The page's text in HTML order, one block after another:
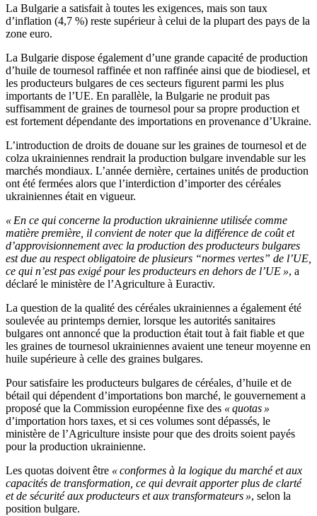
La Bulgarie a satisfait à toutes les exigences, mais son taux
d’inflation (4,7 %) reste supérieur à celui de la plupart des pays de la
zone euro.
La Bulgarie dispose également d’une grande capacité de production
d’huile de tournesol raffinée et non raffinée ainsi que de biodiesel, et
les producteurs bulgares de ces secteurs figurent parmi les plus
importants de l’UE. En parallèle, la Bulgarie ne produit pas
suffisamment de graines de tournesol pour sa propre production et
est fortement dépendante des importations en provenance d’Ukraine.
L’introduction de droits de douane sur les graines de tournesol et de
colza ukrainiennes rendrait la production bulgare invendable sur les
marchés mondiaux. L’année dernière, certaines unités de production
ont été fermées alors que l’interdiction d’importer des céréales
ukrainiennes était en vigueur.
« En ce qui concerne la production ukrainienne utilisée comme
matière première, il convient de noter que la différence de coût et
d’approvisionnement avec la production des producteurs bulgares
est due au respect obligatoire de plusieurs “normes vertes” de l’UE,
ce qui n’est pas exigé pour les producteurs en dehors de l’UE », a
déclaré le ministère de l’Agriculture à Euractiv.
La question de la qualité des céréales ukrainiennes a également été
soulevée au printemps dernier, lorsque les autorités sanitaires
bulgares ont annoncé que la production était tout à fait fiable et que
les graines de tournesol ukrainiennes avaient une teneur moyenne en
huile supérieure à celle des graines bulgares.
Pour satisfaire les producteurs bulgares de céréales, d’huile et de
bétail qui dépendent d’importations bon marché, le gouvernement a
proposé que la Commission européenne fixe des « quotas »
d’importation hors taxes, et si ces volumes sont dépassés, le
ministère de l’Agriculture insiste pour que des droits soient payés
pour la production ukrainienne.
Les quotas doivent être « conformes à la logique du marché et aux
capacités de transformation, ce qui devrait apporter plus de clarté
et de sécurité aux producteurs et aux transformateurs », selon la
position bulgare.